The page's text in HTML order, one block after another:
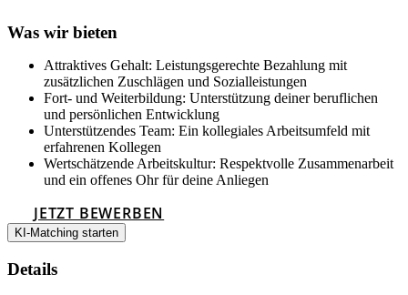
Was wir bieten
Attraktives Gehalt: Leistungsgerechte Bezahlung mit
zusätzlichen Zuschlägen und Sozialleistungen
Fort- und Weiterbildung: Unterstützung deiner beruflichen
und persönlichen Entwicklung
Unterstützendes Team: Ein kollegiales Arbeitsumfeld mit
erfahrenen Kollegen
Wertschätzende Arbeitskultur: Respektvolle Zusammenarbeit
und ein offenes Ohr für deine Anliegen
JETZT BEWERBEN
KI-Matching starten
Details